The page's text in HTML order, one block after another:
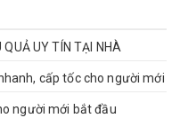
QUẢ UY TÍN TẠI NHÀ
cấp tốc cho người mới
người mới bắt đầu